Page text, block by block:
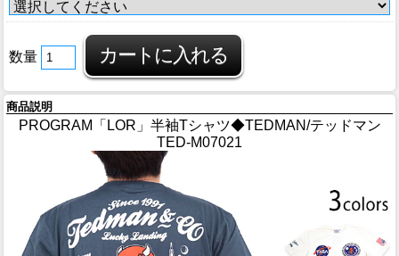
数量
商品説明
PROGRAM「LOR」半袖Tシャツ◆TEDMAN/テッドマン
TED-M07021